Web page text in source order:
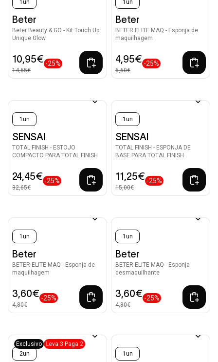
1un
Beter
Beter Beauty & GO - Kit Touch Up
Unique Glow
10,95€
14,65€
-25%
1un
Beter
BETER ELITE MAQ - Esponja de
maquilhagem
4,95€
6,60€
-25%
1un
SENSAI
TOTAL FINISH - ESTOJO
COMPACTO PARA TOTAL FINISH
24,45€
32,65€
-25%
1un
SENSAI
TOTAL FINISH - ESPONJA DE
BASE PARA TOTAL FINISH
11,25€
15,00€
-25%
1un
Beter
BETER ELITE MAQ - Esponja de
maquilhagem
3,60€
4,80€
-25%
1un
Beter
BETER ELITE MAQ - Esponja
desmaquilhante
3,60€
4,80€
-25%
Exclusivo
Leva 3 Paga 2
2un
1un